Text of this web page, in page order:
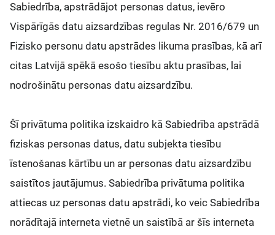
Sabiedrība, apstrādājot personas datus, ievēro
Vispārīgās datu aizsardzības regulas Nr. 2016/679 un
Fizisko personu datu apstrādes likuma prasības, kā arī
citas Latvijā spēkā esošo tiesību aktu prasības, lai
nodrošinātu personas datu aizsardzību.
Šī privātuma politika izskaidro kā Sabiedrība apstrādā
fiziskas personas datus, datu subjekta tiesību
īstenošanas kārtību un ar personas datu aizsardzību
saistītos jautājumus. Sabiedrība privātuma politika
attiecas uz personas datu apstrādi, ko veic Sabiedrība
norādītajā interneta vietnē un saistībā ar šīs interneta